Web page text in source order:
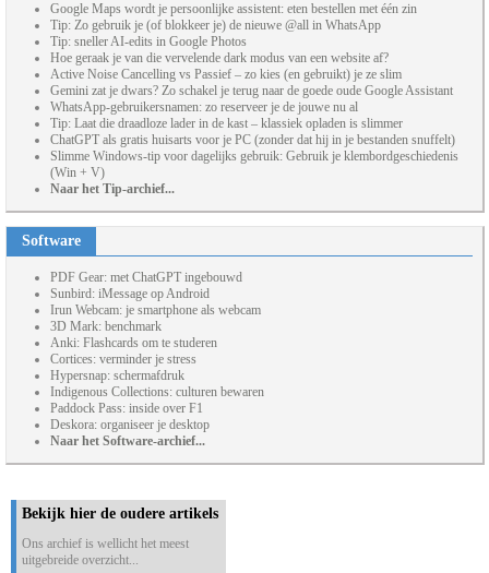
Google Maps wordt je persoonlijke assistent: eten bestellen met één zin
Tip: Zo gebruik je (of blokkeer je) de nieuwe @all in WhatsApp
Tip: sneller AI-edits in Google Photos
Hoe geraak je van die vervelende dark modus van een website af?
Active Noise Cancelling vs Passief – zo kies (en gebruikt) je ze slim
Gemini zat je dwars? Zo schakel je terug naar de goede oude Google Assistant
WhatsApp-gebruikersnamen: zo reserveer je de jouwe nu al
Tip: Laat die draadloze lader in de kast – klassiek opladen is slimmer
ChatGPT als gratis huisarts voor je PC (zonder dat hij in je bestanden snuffelt)
Slimme Windows-tip voor dagelijks gebruik: Gebruik je klembordgeschiedenis
(Win + V)
Naar het Tip-archief...
Software
PDF Gear: met ChatGPT ingebouwd
Sunbird: iMessage op Android
Irun Webcam: je smartphone als webcam
3D Mark: benchmark
Anki: Flashcards om te studeren
Cortices: verminder je stress
Hypersnap: schermafdruk
Indigenous Collections: culturen bewaren
Paddock Pass: inside over F1
Deskora: organiseer je desktop
Naar het Software-archief...
Bekijk hier de oudere artikels
Ons archief is wellicht het meest
uitgebreide overzicht...